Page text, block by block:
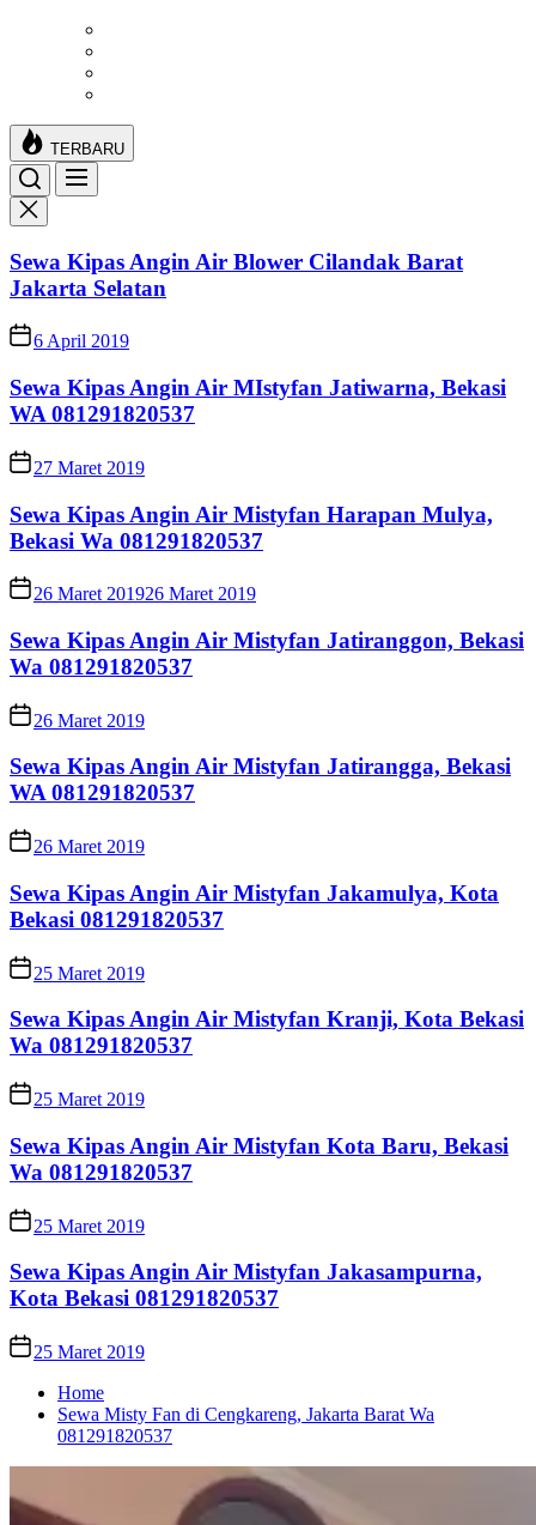
TERBARU
Sewa Kipas Angin Air Blower Cilandak Barat
Jakarta Selatan
6 April 2019
Sewa Kipas Angin Air MIstyfan Jatiwarna, Bekasi
WA 081291820537
27 Maret 2019
Sewa Kipas Angin Air Mistyfan Harapan Mulya,
Bekasi Wa 081291820537
26 Maret 201926 Maret 2019
Sewa Kipas Angin Air Mistyfan Jatiranggon, Bekasi
Wa 081291820537
26 Maret 2019
Sewa Kipas Angin Air Mistyfan Jatirangga, Bekasi
WA 081291820537
26 Maret 2019
Sewa Kipas Angin Air Mistyfan Jakamulya, Kota
Bekasi 081291820537
25 Maret 2019
Sewa Kipas Angin Air Mistyfan Kranji, Kota Bekasi
Wa 081291820537
25 Maret 2019
Sewa Kipas Angin Air Mistyfan Kota Baru, Bekasi
Wa 081291820537
25 Maret 2019
Sewa Kipas Angin Air Mistyfan Jakasampurna,
Kota Bekasi 081291820537
25 Maret 2019
Home
Sewa Misty Fan di Cengkareng, Jakarta Barat Wa
081291820537